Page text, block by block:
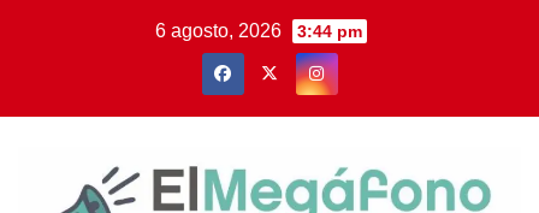
6 agosto, 2026 3:44 pm